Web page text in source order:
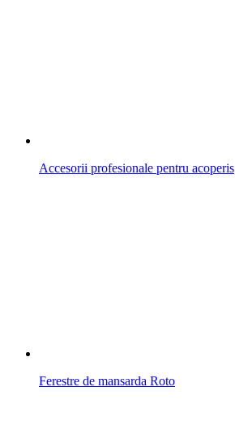
Accesorii profesionale pentru acoperis
Ferestre de mansarda Roto